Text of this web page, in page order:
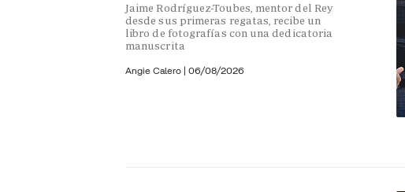
Jaime Rodríguez-Toubes, mentor del Rey
desde sus primeras regatas, recibe un
libro de fotografías con una dedicatoria
manuscrita
Angie Calero | 06/08/2026